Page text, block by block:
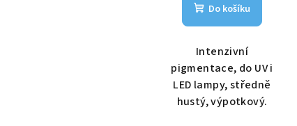
Do košíku
Intenzivní
pigmentace, do UV i
LED lampy, středně
hustý, výpotkový.